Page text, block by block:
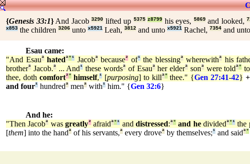
{Genesis 33:1}And Jacob 3290 lifted up 5375 z8799 his eyes, 5869and looked,
x853 the children 3206 unto x5921 Leah, 3812 and unto x5921 Rachel, 7354 and unto
Esau came:
"And Esauª hatedª°¹ Jacobª because² of¹the blessingª wherewithª his
brotherª Jacob.ª ... And¹ these wordsª of Esauª her elderª sonª were toldª°
thee, doth comfort²°himself,¹ [purposing] to killª°thee." {Gen 27:41-42} +
and four¹ hundredª menª with¹ him." {Gen 32:6}
And he:
"Then Jacobª wasgreatly² afraidª°¹ anddistressed:ª° and hedividedª°¹ the
[them] into the handª of his servants,ª every droveª by themselves;¹ and saidª°